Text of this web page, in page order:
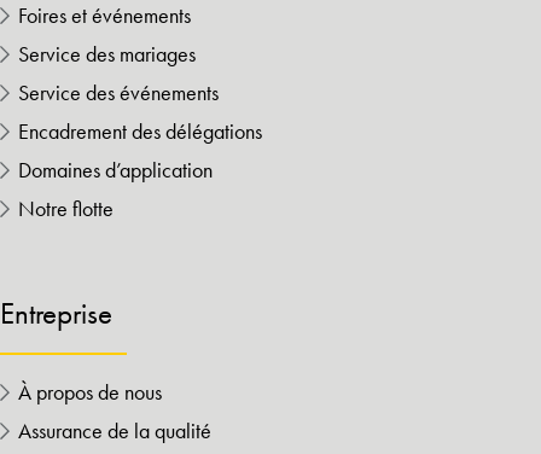
Foires et événements
Service des mariages
Service des événements
Encadrement des délégations
Domaines d’application
Notre flotte
Entreprise
À propos de nous
Assurance de la qualité